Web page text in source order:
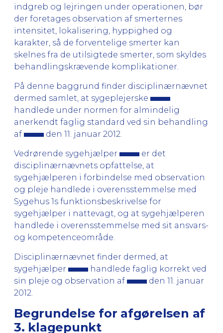
indgreb og lejringen under operationen, bør
der foretages observation af smerternes
intensitet, lokalisering, hyppighed og
karakter, så de forventelige smerter kan
skelnes fra de utilsigtede smerter, som skyldes
behandlingskrævende komplikationer.
På denne baggrund finder disciplinærnævnet
dermed samlet, at sygeplejerske
handlede under normen for almindelig
anerkendt faglig standard ved sin behandling
af
den 11. januar 2012.
Vedrørende sygehjælper
er det
disciplinærnævnets opfattelse, at
sygehjælperen i forbindelse med observation
og pleje handlede i overensstemmelse med
Sygehus 1s funktionsbeskrivelse for
sygehjælper i nattevagt, og at sygehjælperen
handlede i overensstemmelse med sit ansvars-
og kompetenceområde.
Disciplinærnævnet finder dermed, at
sygehjælper
handlede faglig korrekt ved
sin pleje og observation af
den 11. januar
2012.
Begrundelse for afgørelsen af
3. klagepunkt